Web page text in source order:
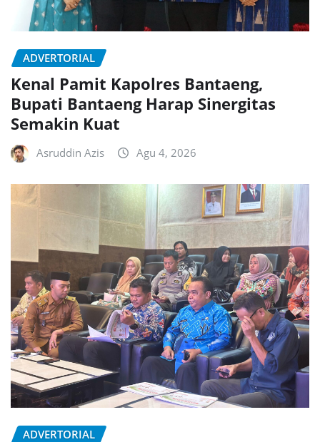
ADVERTORIAL
Kenal Pamit Kapolres Bantaeng,
Bupati Bantaeng Harap Sinergitas
Semakin Kuat
Asruddin Azis Agu 4, 2026
ADVERTORIAL